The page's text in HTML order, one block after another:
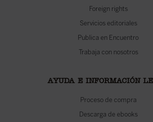
Foreign rights
Servicios editoriales
Publica en Encuentro
Trabaja con nosotros
AYUDA E INFORMACIÓN
Proceso de compra
Descarga de ebooks